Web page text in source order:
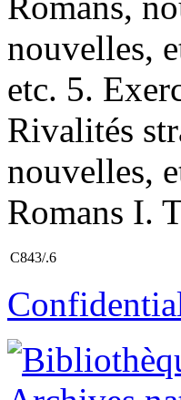
nouvelles,
etc. 5.
Rivalités
nouvelles,
Romans I.
C843/.6